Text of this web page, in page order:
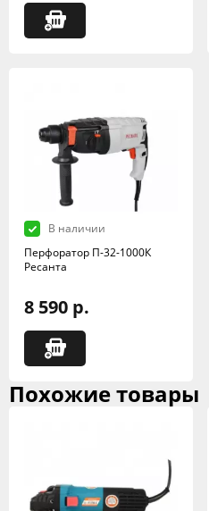
В наличии
Перфоратор П-32-1000К
Ресанта
8 590 р.
Похожие товары